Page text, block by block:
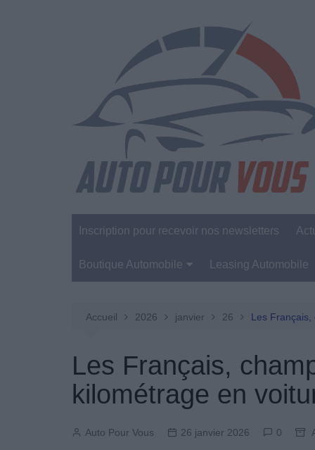
Inscription pour recevoir nos newsletters
Boutique Automobile
Entretien Automobile
Produits Boutique
Leasing Automobile
Accueil 2026 janvier 26 Les Français,
Les Français,
kilométrage en
Auto Pour Vous 26 janvier 2026 0